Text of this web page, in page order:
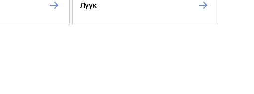
Луук